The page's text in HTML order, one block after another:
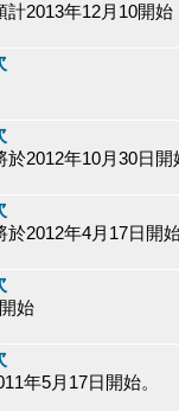
2013年12月10開始
2012年10月30日開
2012年4月17日開
始
年5月17日開始。